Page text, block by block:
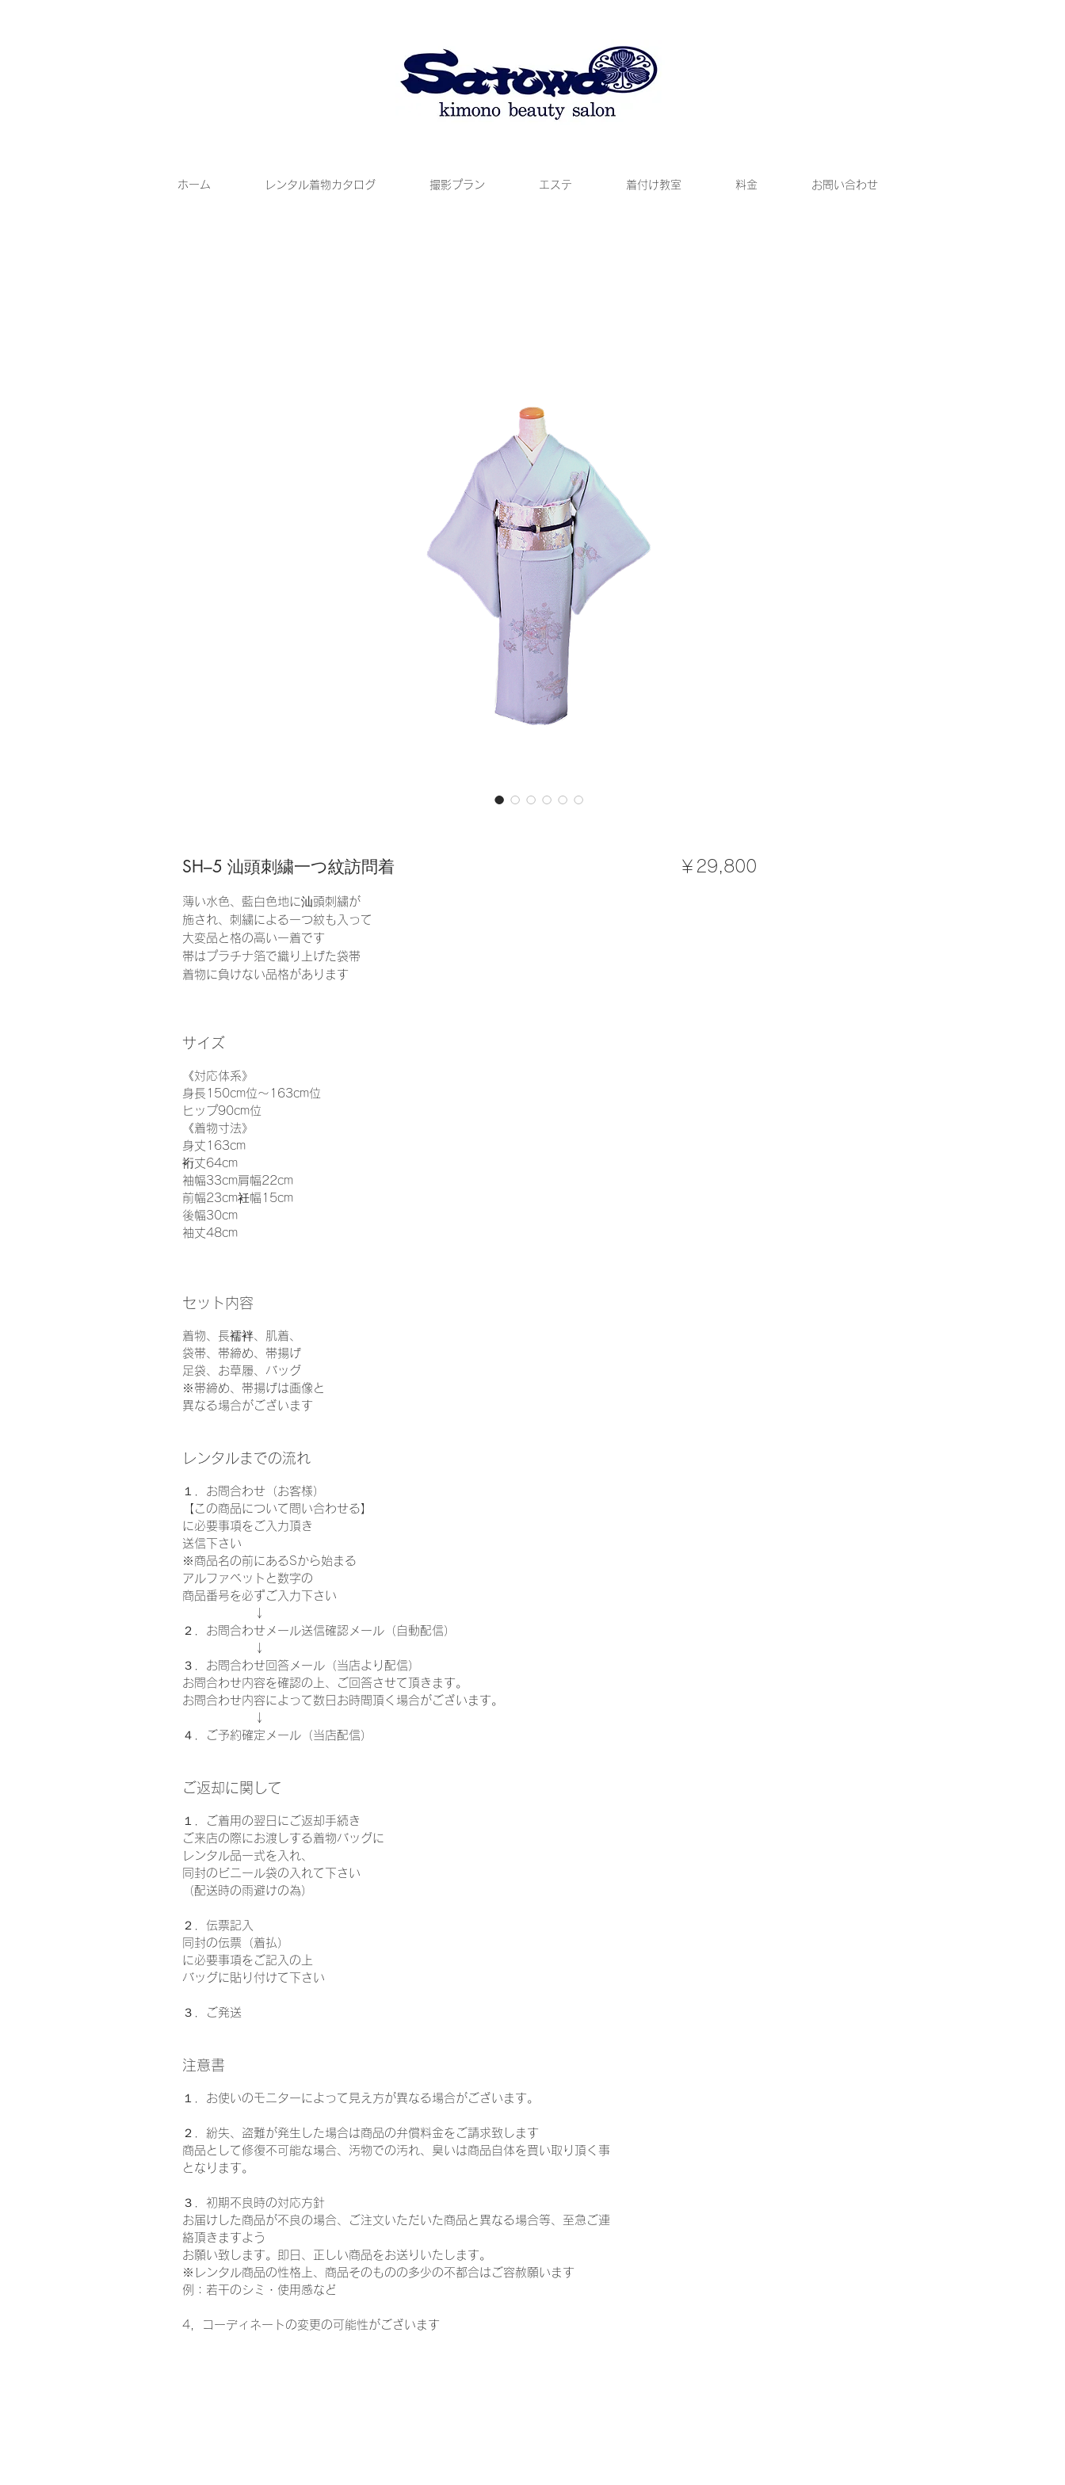
ホーム レンタル着物カタログ 撮影プラン エステ 着付け教室 料金 お問い合わせ
SH–5 汕頭刺繍一つ紋訪問着
薄い水色、藍白色地に汕頭刺繍が
施され、刺繍による一つ紋も入って
大変品と格の高い一着です
帯はプラチナ箔で織り上げた袋帯
着物に負けない品格があります
サイズ
《対応体系》
身長150cm位〜163cm位
ヒップ90cm位
《着物寸法》
身丈163cm
裄丈64cm
袖幅33cm肩幅22cm
前幅23cm衽幅15cm
後幅30cm
袖丈48cm
セット内容
着物、長襦袢、肌着、
袋帯、帯締め、帯揚げ
足袋、お草履、バッグ
※帯締め、帯揚げは画像と
異なる場合がございます
レンタルまでの流れ
１．お問合わせ（お客様）
【この商品について問い合わせる】
に必要事項をご入力頂き
送信下さい
※商品名の前にあるSから始まる
アルファベットと数字の
商品番号を必ずご入力下さい
↓
２．お問合わせメール送信確認メール（自動配信）
↓
３．お問合わせ回答メール（当店より配信）
お問合わせ内容を確認の上、ご回答させて頂きます。
お問合わせ内容によって数日お時間頂く場合がございます。
↓
４．ご予約確定メール（当店配信）
ご返却に関して
１．ご着用の翌日にご返却手続き
ご来店の際にお渡しする着物バッグに
レンタル品一式を入れ、
同封のビニール袋の入れて下さい
（配送時の雨避けの為）
２．伝票記入
同封の伝票（着払）
に必要事項をご記入の上
バッグに貼り付けて下さい
３．ご発送
注意書
１．お使いのモニターによって見え方が異なる場合がございます。
２．紛失、盗難が発生した場合は商品の弁償料金をご請求致します
商品として修復不可能な場合、汚物での汚れ、臭いは商品自体を買い取り頂く事
となります。
３．初期不良時の対応方針
お届けした商品が不良の場合、ご注文いただいた商品と異なる場合等、至急ご連
絡頂きますよう
お願い致します。即日、正しい商品をお送りいたします。
※レンタル商品の性格上、商品そのものの多少の不都合はご容赦願います
例：若干のシミ・使用感など
4，コーディネートの変更の可能性がございます
￥29,800価